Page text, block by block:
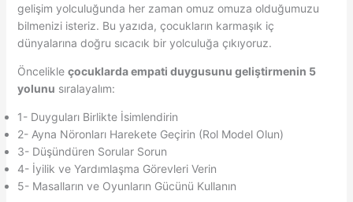
gelişim yolculuğunda her zaman omuz omuza olduğumuzu
bilmenizi isteriz. Bu yazıda, çocukların karmaşık iç
dünyalarına doğru sıcacık bir yolculuğa çıkıyoruz.
Öncelikle çocuklarda empati duygusunu geliştirmenin 5
yolunu sıralayalım:
1- Duyguları Birlikte İsimlendirin
2- Ayna Nöronları Harekete Geçirin (Rol Model Olun)
3- Düşündüren Sorular Sorun
4- İyilik ve Yardımlaşma Görevleri Verin
5- Masalların ve Oyunların Gücünü Kullanın